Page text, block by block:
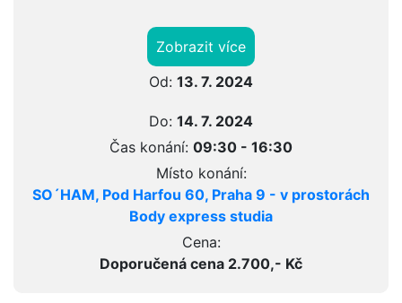
Zobrazit více
Od: 13. 7. 2024
Do: 14. 7. 2024
Čas konání: 09:30 - 16:30
Místo konání:
SO´HAM, Pod Harfou 60, Praha 9 - v prostorách
Body express studia
Cena:
Doporučená cena 2.700,- Kč